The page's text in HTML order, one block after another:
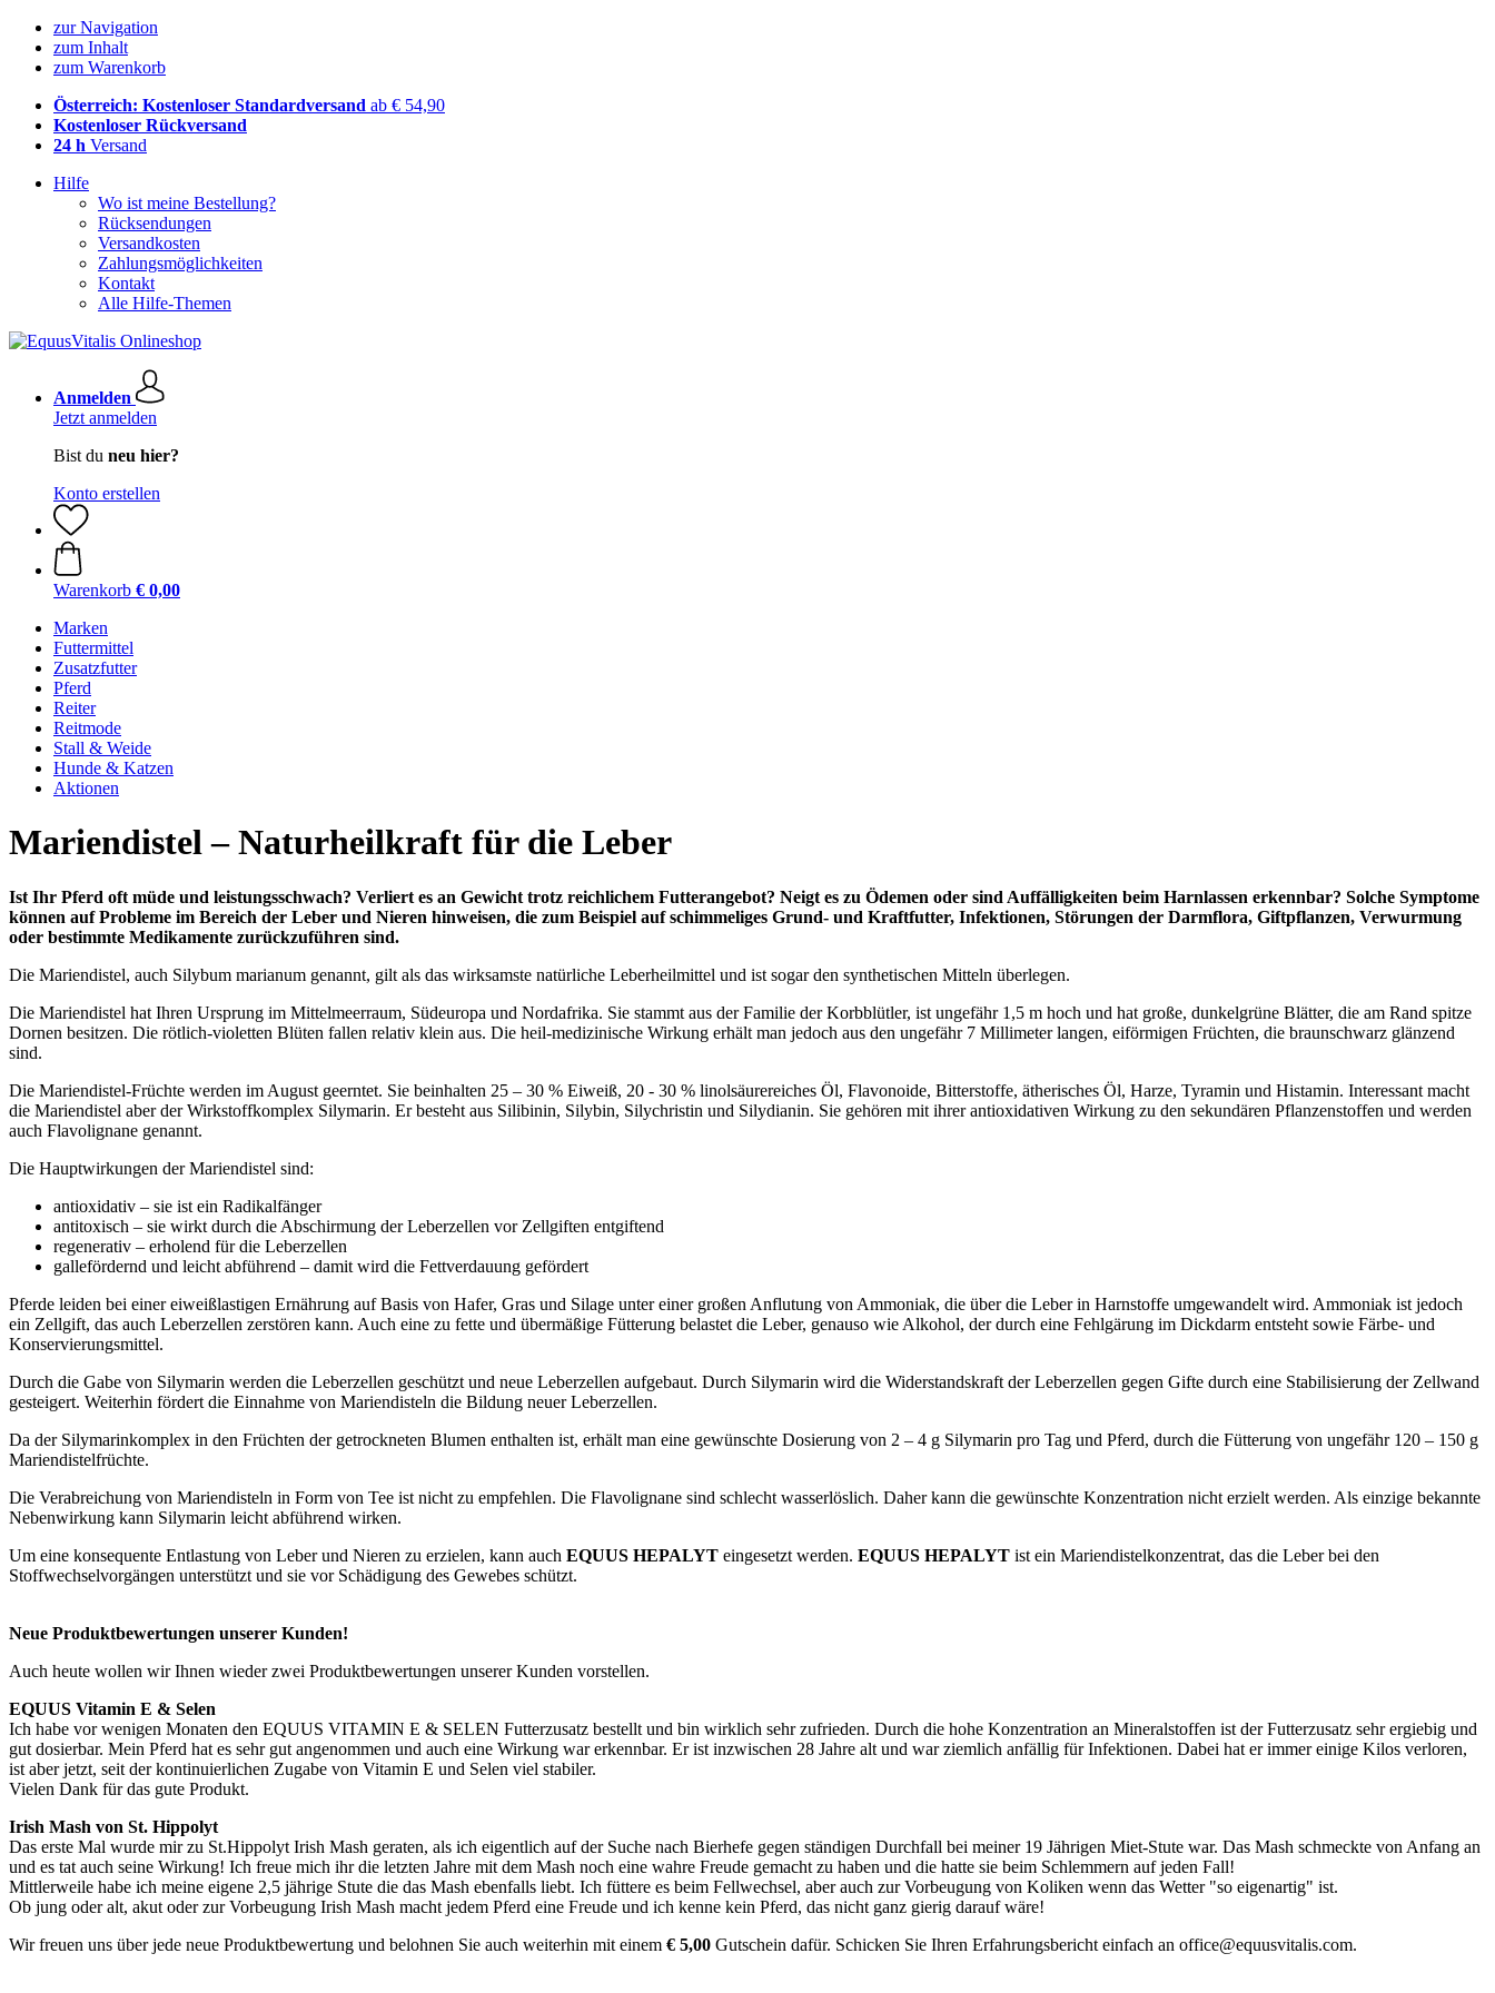
zur Navigation
zum Inhalt
zum Warenkorb
Österreich: Kostenloser Standardversand ab € 54,90
Kostenloser Rückversand
24 h Versand
Hilfe
Wo ist meine Bestellung?
Rücksendungen
Versandkosten
Zahlungsmöglichkeiten
Kontakt
Alle Hilfe-Themen
Anmelden
Jetzt anmelden
Bist du neu hier?
Konto erstellen
Warenkorb € 0,00
Marken
Futtermittel
Zusatzfutter
Pferd
Reiter
Reitmode
Stall & Weide
Hunde & Katzen
Aktionen
Mariendistel – Naturheilkraft für die Leber
Ist Ihr Pferd oft müde und leistungsschwach? Verliert es an Gewicht trotz reichlichem Futterangebot? Neigt es zu Ödemen oder sind Auffälligkeiten beim Harnlassen erkennbar? Solche Symptome
können auf Probleme im Bereich der Leber und Nieren hinweisen, die zum Beispiel auf schimmeliges Grund- und Kraftfutter, Infektionen, Störungen der Darmflora, Giftpflanzen, Verwurmung
oder bestimmte Medikamente zurückzuführen sind.
Die Mariendistel, auch Silybum marianum genannt, gilt als das wirksamste natürliche Leberheilmittel und ist sogar den synthetischen Mitteln überlegen.
Die Mariendistel hat Ihren Ursprung im Mittelmeerraum, Südeuropa und Nordafrika. Sie stammt aus der Familie der Korbblütler, ist ungefähr 1,5 m hoch und hat große, dunkelgrüne Blätter, die am Rand spitze
Dornen besitzen. Die rötlich-violetten Blüten fallen relativ klein aus. Die heil-medizinische Wirkung erhält man jedoch aus den ungefähr 7 Millimeter langen, eiförmigen Früchten, die braunschwarz glänzend
sind.
Die Mariendistel-Früchte werden im August geerntet. Sie beinhalten 25 – 30 % Eiweiß, 20 - 30 % linolsäurereiches Öl, Flavonoide, Bitterstoffe, ätherisches Öl, Harze, Tyramin und Histamin. Interessant macht
die Mariendistel aber der Wirkstoffkomplex Silymarin. Er besteht aus Silibinin, Silybin, Silychristin und Silydianin. Sie gehören mit ihrer antioxidativen Wirkung zu den sekundären Pflanzenstoffen und werden
auch Flavolignane genannt.
Die Hauptwirkungen der Mariendistel sind:
antioxidativ – sie ist ein Radikalfänger
antitoxisch – sie wirkt durch die Abschirmung der Leberzellen vor Zellgiften entgiftend
regenerativ – erholend für die Leberzellen
gallefördernd und leicht abführend – damit wird die Fettverdauung gefördert
Pferde leiden bei einer eiweißlastigen Ernährung auf Basis von Hafer, Gras und Silage unter einer großen Anflutung von Ammoniak, die über die Leber in Harnstoffe umgewandelt wird. Ammoniak ist jedoch
ein Zellgift, das auch Leberzellen zerstören kann. Auch eine zu fette und übermäßige Fütterung belastet die Leber, genauso wie Alkohol, der durch eine Fehlgärung im Dickdarm entsteht sowie Färbe- und
Konservierungsmittel.
Durch die Gabe von Silymarin werden die Leberzellen geschützt und neue Leberzellen aufgebaut. Durch Silymarin wird die Widerstandskraft der Leberzellen gegen Gifte durch eine Stabilisierung der Zellwand
gesteigert. Weiterhin fördert die Einnahme von Mariendisteln die Bildung neuer Leberzellen.
Da der Silymarinkomplex in den Früchten der getrockneten Blumen enthalten ist, erhält man eine gewünschte Dosierung von 2 – 4 g Silymarin pro Tag und Pferd, durch die Fütterung von ungefähr 120 – 150 g
Mariendistelfrüchte.
Die Verabreichung von Mariendisteln in Form von Tee ist nicht zu empfehlen. Die Flavolignane sind schlecht wasserlöslich. Daher kann die gewünschte Konzentration nicht erzielt werden. Als einzige bekannte
Nebenwirkung kann Silymarin leicht abführend wirken.
Um eine konsequente Entlastung von Leber und Nieren zu erzielen, kann auch EQUUS HEPALYT eingesetzt werden. EQUUS HEPALYT ist ein Mariendistelkonzentrat, das die Leber bei den
Stoffwechselvorgängen unterstützt und sie vor Schädigung des Gewebes schützt.
Neue Produktbewertungen unserer Kunden!
Auch heute wollen wir Ihnen wieder zwei Produktbewertungen unserer Kunden vorstellen.
EQUUS Vitamin E & Selen
Ich habe vor wenigen Monaten den EQUUS VITAMIN E & SELEN Futterzusatz bestellt und bin wirklich sehr zufrieden. Durch die hohe Konzentration an Mineralstoffen ist der Futterzusatz sehr ergiebig und
gut dosierbar. Mein Pferd hat es sehr gut angenommen und auch eine Wirkung war erkennbar. Er ist inzwischen 28 Jahre alt und war ziemlich anfällig für Infektionen. Dabei hat er immer einige Kilos verloren,
ist aber jetzt, seit der kontinuierlichen Zugabe von Vitamin E und Selen viel stabiler.
Vielen Dank für das gute Produkt.
Irish Mash von St. Hippolyt
Das erste Mal wurde mir zu St.Hippolyt Irish Mash geraten, als ich eigentlich auf der Suche nach Bierhefe gegen ständigen Durchfall bei meiner 19 Jährigen Miet-Stute war. Das Mash schmeckte von Anfang an
und es tat auch seine Wirkung! Ich freue mich ihr die letzten Jahre mit dem Mash noch eine wahre Freude gemacht zu haben und die hatte sie beim Schlemmern auf jeden Fall!
Mittlerweile habe ich meine eigene 2,5 jährige Stute die das Mash ebenfalls liebt. Ich füttere es beim Fellwechsel, aber auch zur Vorbeugung von Koliken wenn das Wetter "so eigenartig" ist.
Ob jung oder alt, akut oder zur Vorbeugung Irish Mash macht jedem Pferd eine Freude und ich kenne kein Pferd, das nicht ganz gierig darauf wäre!
Wir freuen uns über jede neue Produktbewertung und belohnen Sie auch weiterhin mit einem € 5,00 Gutschein dafür. Schicken Sie Ihren Erfahrungsbericht einfach an office@equusvitalis.com.